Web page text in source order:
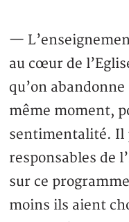
—
au cœur de
qu’on
même moment,
sentimentalité. Il
responsables de
sur ce
moins ils aient